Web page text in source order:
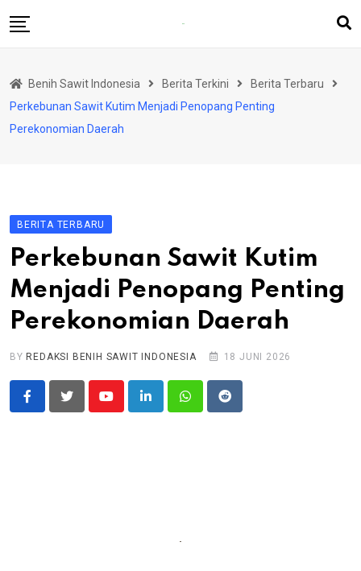
to
Berita Terkini
Rubrik
Benih Sawit Indonesia Berita Terkini
Berita Terbaru
Perkebunan Sawit Kutim Menjadi Penopang Penting
Perekonomian Daerah
BERITA TERBARU
Perkebunan Sawit Kutim
Menjadi Penopang Penting
Perekonomian Daerah
BY REDAKSI BENIH SAWIT INDONESIA 18 JUNI 2026
YoutubeLinkedInWhatsappReddit